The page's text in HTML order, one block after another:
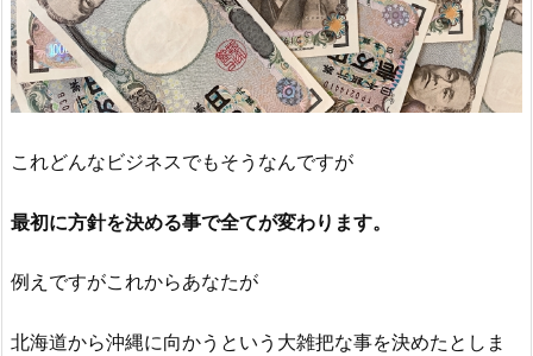
これどんなビジネスでもそうなんですが
最初に方針を決める事で全てが変わります。
例えですがこれからあなたが
北海道から沖縄に向かうという大雑把な事を決めたとしま